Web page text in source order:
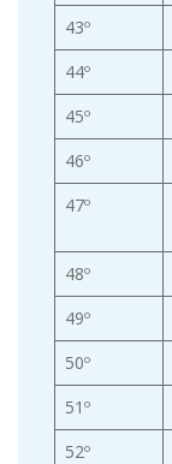
43º
44º
45º
46º
47º
48º
49º
50º
51º
52º